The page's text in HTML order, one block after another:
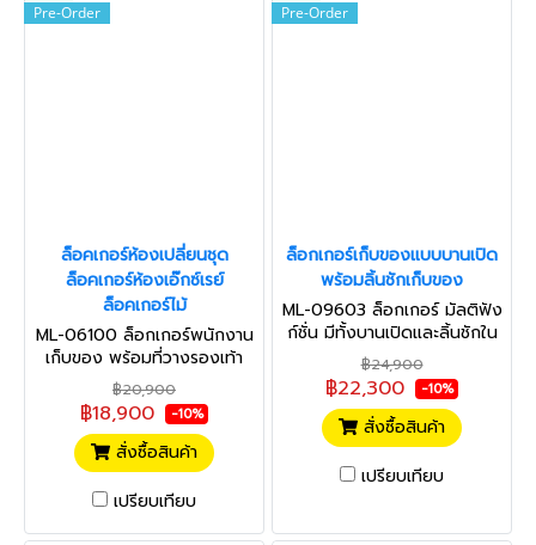
Pre-Order
ล็อคเกอร์ห้องเปลี่ยนชุด
ล็อคเกอร์ห้องเอ๊กซ์เรย์
ล็อคเกอร์ไม้
ML-06100 ล็อกเกอร์พนักงาน
เก็บของ พร้อมที่วางรองเท้า
฿20,900
฿18,900 -10%
สั่งซื้อสินค้า
เปรียบเทียบ
Pre-Order
ล็อกเกอร์เก็บของแบบบานเปิด
พร้อมลิ้นชักเก็บของ
ML-09603 ล็อกเกอร์ มัลติฟัง
ก์ชั่น มีทั้งบานเปิดและลิ้นชักใน
ตัวเดียวกัน
฿24,900
฿22,300 -10%
สั่งซื้อสินค้า
เปรียบเทียบ